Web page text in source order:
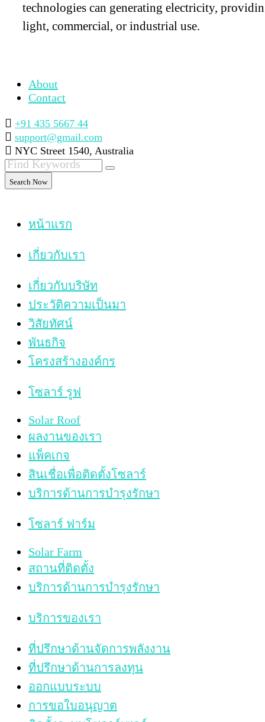
technologies can generating electricity,
light, commercial, or industrial use.
About
Contact
+91 435 5667 44
support@gmail.com
NYC Street 1540, Australia
Search Now
หน้าแรก
เกี่ยวกับเรา
เกี่ยวกับบริษัท
ประวัติความเป็นมา
วิสัยทัศน์
พันธกิจ
โครงสร้างองค์กร
โซลาร์ รูฟ
Solar Roof
ผลงานของเรา
แพ็คเกจ
สินเชื่อเพื่อติดตั้งโซลาร์
บริการด้านการบำรุงรักษา
โซลาร์ ฟาร์ม
Solar Farm
สถานที่ติดตั้ง
บริการด้านการบำรุงรักษา
บริการของเรา
ที่ปรึกษาด้านจัดการพลังงาน
ที่ปรึกษาด้านการลงทุน
ออกแบบระบบ
การขอใบอนุญาต